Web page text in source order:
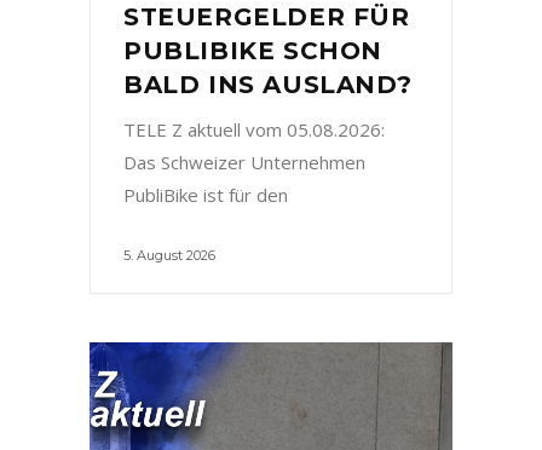
STEUERGELDER FÜR
PUBLIBIKE SCHON
BALD INS AUSLAND?
TELE Z aktuell vom 05.08.2026:
Das Schweizer Unternehmen
PubliBike ist für den
5. August 2026